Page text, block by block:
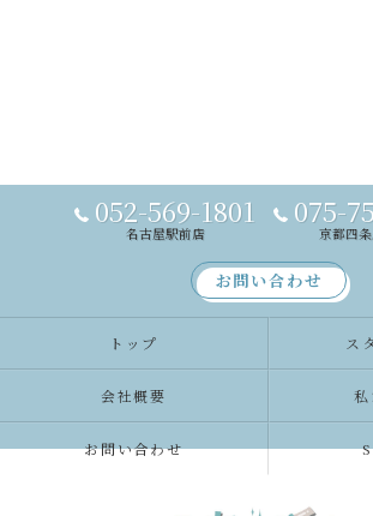
052-569-1801
名古屋駅前店
075-
京都四
お問い合わせ
トップ ス
会社概要
お問い合わせ